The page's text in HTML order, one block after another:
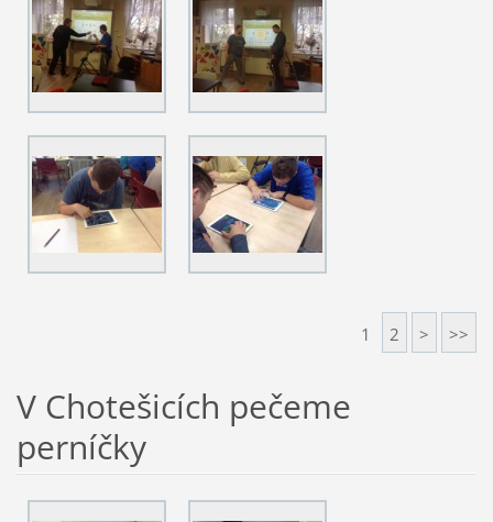
1 2 > >>
V Chotešicích pečeme
perníčky